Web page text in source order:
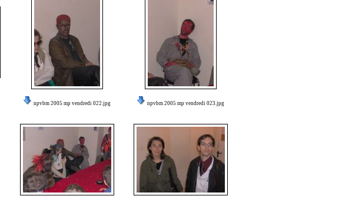
npvbm 2005 mp vendredi 022.jpg npvbm 2005 mp vendredi 023.jpg